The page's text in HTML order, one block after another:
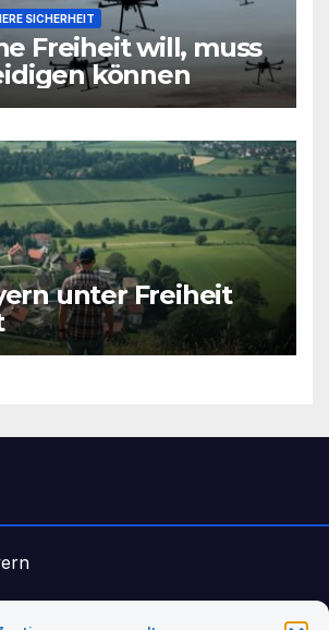
SICHERHEIT
Freiheit will, muss
können
unter Freiheit